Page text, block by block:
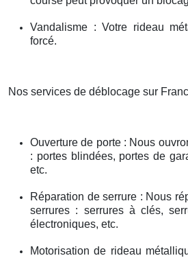
Vandalisme : Votre rideau
forcé.
Nos services de déblocage sur
Ouverture de porte : Nous
: portes blindées, portes de
etc.
Réparation de serrure : Nous
serrures : serrures à clés,
électroniques, etc.
Motorisation de rideau